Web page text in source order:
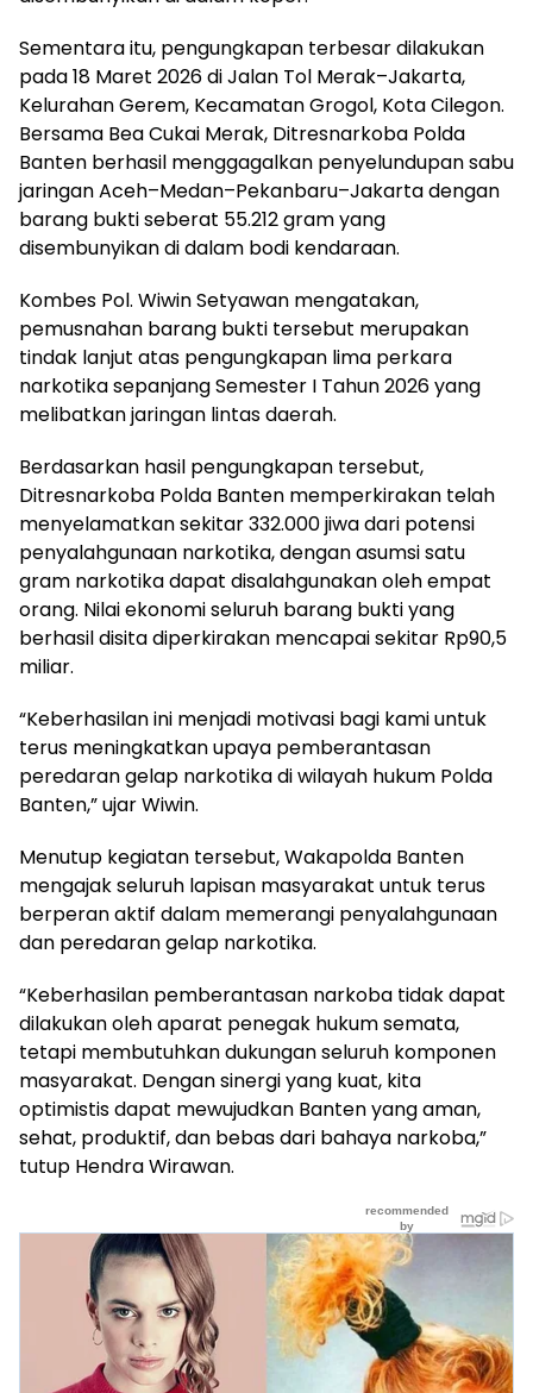
Sementara itu, pengungkapan terbesar dilakukan
pada 18 Maret 2026 di Jalan Tol Merak–Jakarta,
Kelurahan Gerem, Kecamatan Grogol, Kota Cilegon.
Bersama Bea Cukai Merak, Ditresnarkoba Polda
Banten berhasil menggagalkan penyelundupan sabu
jaringan Aceh–Medan–Pekanbaru–Jakarta dengan
barang bukti seberat 55.212 gram yang
disembunyikan di dalam bodi kendaraan.
Kombes Pol. Wiwin Setyawan mengatakan,
pemusnahan barang bukti tersebut merupakan
tindak lanjut atas pengungkapan lima perkara
narkotika sepanjang Semester I Tahun 2026 yang
melibatkan jaringan lintas daerah.
Berdasarkan hasil pengungkapan tersebut,
Ditresnarkoba Polda Banten memperkirakan telah
menyelamatkan sekitar 332.000 jiwa dari potensi
penyalahgunaan narkotika, dengan asumsi satu
gram narkotika dapat disalahgunakan oleh empat
orang. Nilai ekonomi seluruh barang bukti yang
berhasil disita diperkirakan mencapai sekitar Rp90,5
miliar.
“Keberhasilan ini menjadi motivasi bagi kami untuk
terus meningkatkan upaya pemberantasan
peredaran gelap narkotika di wilayah hukum Polda
Banten,” ujar Wiwin.
Menutup kegiatan tersebut, Wakapolda Banten
mengajak seluruh lapisan masyarakat untuk terus
berperan aktif dalam memerangi penyalahgunaan
dan peredaran gelap narkotika.
“Keberhasilan pemberantasan narkoba tidak dapat
dilakukan oleh aparat penegak hukum semata,
tetapi membutuhkan dukungan seluruh komponen
masyarakat. Dengan sinergi yang kuat, kita
optimistis dapat mewujudkan Banten yang aman,
sehat, produktif, dan bebas dari bahaya narkoba,”
tutup Hendra Wirawan.